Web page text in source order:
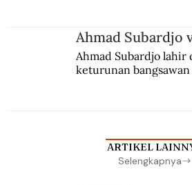
Ahmad Subardjo
Ahmad Subardjo lahir
keturunan bangsawan
ARTIKEL
Selengkapnya